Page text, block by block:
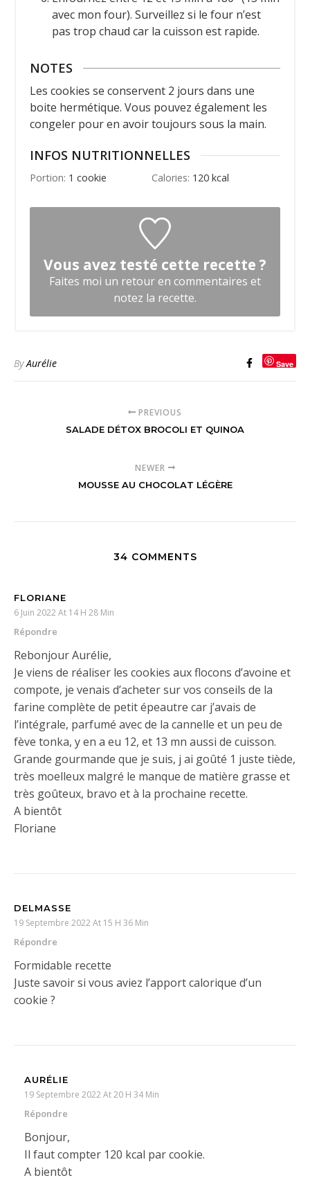
avec mon four). Surveillez si le four n’est
pas trop chaud car la cuisson est rapide.
NOTES
Les cookies se conservent 2 jours dans une
boite hermétique. Vous pouvez également les
congeler pour en avoir toujours sous la main.
INFOS NUTRITIONNELLES
Portion: 1 cookie Calories: 120 kcal
Vous avez testé cette recette ?
Faites moi un retour en commentaires et
notez la recette.
ByAurélie Save
PREVIOUS
SALADE DÉTOX BROCOLI ET QUINOA
NEWER
MOUSSE AU CHOCOLAT LÉGÈRE
34 COMMENTS
FLORIANE
6 Juin 2022 At 14 H 28 Min
Répondre
Rebonjour Aurélie,
Je viens de réaliser les cookies aux flocons d’avoine et
compote, je venais d’acheter sur vos conseils de la
farine complète de petit épeautre car j’avais de
l’intégrale, parfumé avec de la cannelle et un peu de
fève tonka, y en a eu 12, et 13 mn aussi de cuisson.
Grande gourmande que je suis, j ai goûté 1 juste tiède,
très moelleux malgré le manque de matière grasse et
très goûteux, bravo et à la prochaine recette.
A bientôt
Floriane
DELMASSE
19 Septembre 2022 At 15 H 36 Min
Répondre
Formidable recette
Juste savoir si vous aviez l’apport calorique d’un
cookie ?
AURÉLIE
19 Septembre 2022 At 20 H 34 Min
Répondre
Bonjour,
Il faut compter 120 kcal par cookie.
A bientôt